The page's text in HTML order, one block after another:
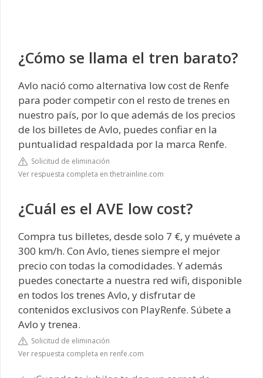
¿Cómo se llama el tren barato?
Avlo nació como alternativa low cost de Renfe
para poder competir con el resto de trenes en
nuestro país, por lo que además de los precios
de los billetes de Avlo, puedes confiar en la
puntualidad respaldada por la marca Renfe.
Solicitud de eliminación
Ver respuesta completa en thetrainline.com
¿Cuál es el AVE low cost?
Compra tus billetes, desde solo 7 €, y muévete a
300 km/h. Con Avlo, tienes siempre el mejor
precio con todas la comodidades. Y además
puedes conectarte a nuestra red wifi, disponible
en todos los trenes Avlo, y disfrutar de
contenidos exclusivos con PlayRenfe. Súbete a
Avlo y trenea.
Solicitud de eliminación
Ver respuesta completa en renfe.com